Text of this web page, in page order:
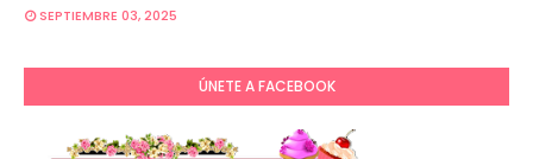
SEPTIEMBRE 03, 2025
ÚNETE A FACEBOOK